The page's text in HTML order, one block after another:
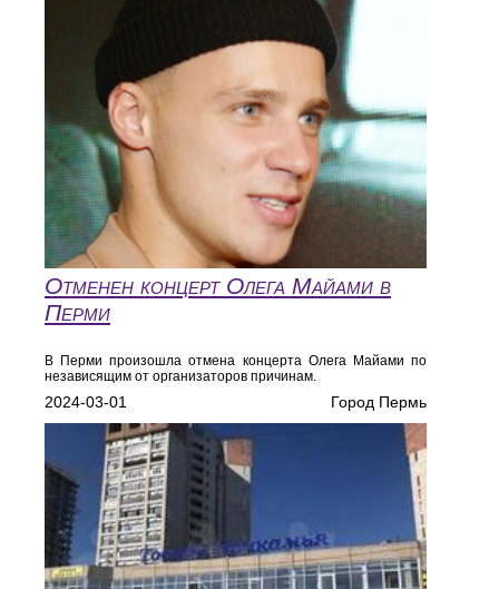
Отменен концерт Олега Майами в
Перми
В Перми произошла отмена концерта Олега Майами по
независящим от организаторов причинам.
2024-03-01 Город Пермь